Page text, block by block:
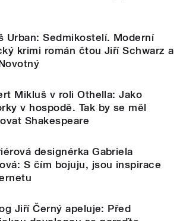
Urban: Sedmikostelí. Moderní
krimi román čtou Jiří Schwarz a
Mikluš v roli Othella: Jako
v hospodě. Tak by se měl
Shakespeare
designérka Gabriela
S čím bojuju, jsou inspirace
Jiří Černý apeluje: Před